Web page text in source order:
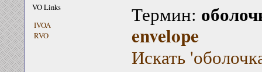
VO Links
IVOA
RVO
Термин:
envelope
Искать